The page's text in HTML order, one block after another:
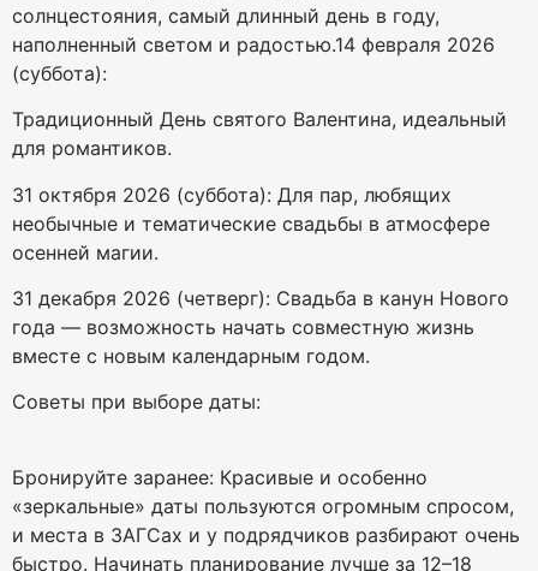
солнцестояния, самый длинный день в году,
наполненный светом и радостью.14 февраля 2026
(суббота):
Традиционный День святого Валентина, идеальный
для романтиков.
31 октября 2026 (суббота): Для пар, любящих
необычные и тематические свадьбы в атмосфере
осенней магии.
31 декабря 2026 (четверг): Свадьба в канун Нового
года — возможность начать совместную жизнь
вместе с новым календарным годом.
Советы при выборе даты:
Бронируйте заранее: Красивые и особенно
«зеркальные» даты пользуются огромным спросом,
и места в ЗАГСах и у подрядчиков разбирают очень
быстро. Начинать планирование лучше за 12–18